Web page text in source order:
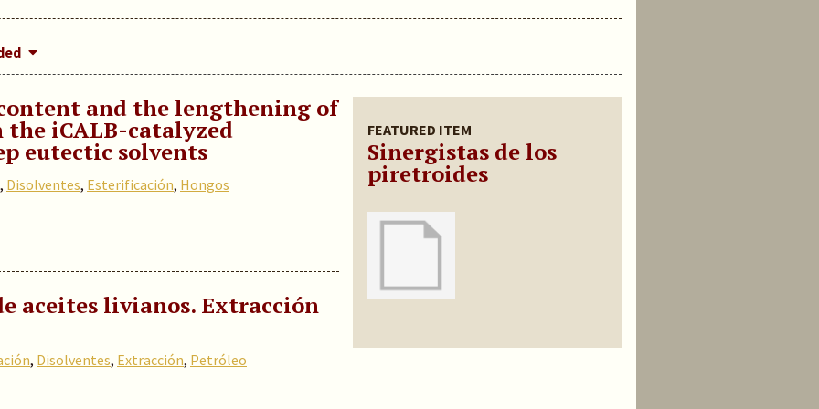
FEATURED ITEM
Sinergistas de los
piretroides
and the lengthening of
iCALB-catalyzed
eutectic solvents
, Disolventes, Esterificación, Hongos
aceites livianos. Extracción
, Disolventes, Extracción, Petróleo